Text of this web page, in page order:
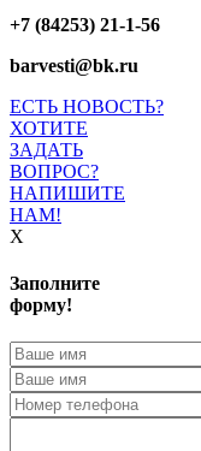
+7 (84253) 21-1-56
barvesti@bk.ru
ЕСТЬ НОВОСТЬ?
ХОТИТЕ
ЗАДАТЬ
ВОПРОС?
НАПИШИТЕ
НАМ!
X
Заполните
форму!